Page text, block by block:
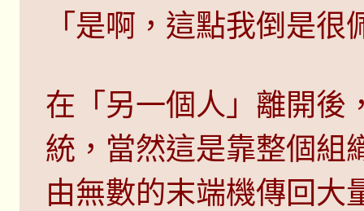
「是啊，這點我倒是很
在「另一個人」離開後
統，當然這是靠整個組
由無數的末端機傳回大